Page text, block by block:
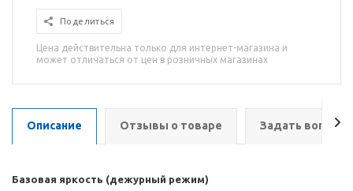
Поделиться
Цена действительна только для интернет-магазина и
может отличаться от цен в розничных магазинах
Описание Отзывы о товаре Задать вопрос
Базовая яркость (дежурный режим)